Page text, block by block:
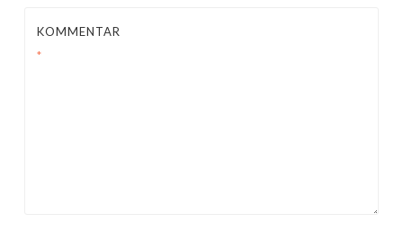
KOMMENTAR
*